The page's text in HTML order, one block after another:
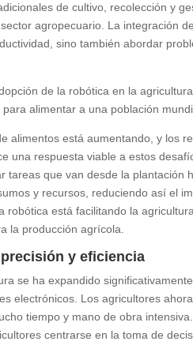
de cultivo, recolección y
agropecuario. La integración
sino también abordar
de la robótica en la
alimentar a una población
alimentos está aumentando, y los
una respuesta viable a estos
tareas que van desde la plantación
y recursos, reduciendo así el
robótica está facilitando la
la producción agrícola.
y eficiencia
se ha expandido
electrónicos. Los agricultores
tiempo y mano de obra
centrarse en la toma de